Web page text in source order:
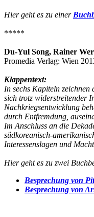
Hier geht es zu einer
*****
Du-Yul Song, Rainer
Promedia Verlag: Wien
Klappentext:
In sechs Kapiteln zeichnen
sich trotz widerstreitender
Nachkriegsentwicklung
durch Entfremdung,
Im Anschluss an die
südkoreanisch-
Interessenslagen und
Hier geht es zu zwei
Besprechung von
Besprechung von